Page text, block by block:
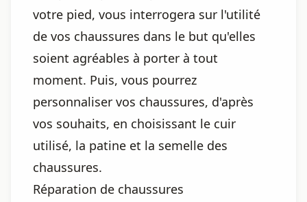
votre pied, vous interrogera sur l'utilité
de vos chaussures dans le but qu'elles
soient agréables à porter à tout
moment. Puis, vous pourrez
personnaliser vos chaussures, d'après
vos souhaits, en choisissant le cuir
utilisé, la patine et la semelle des
chaussures.
Réparation de chaussures